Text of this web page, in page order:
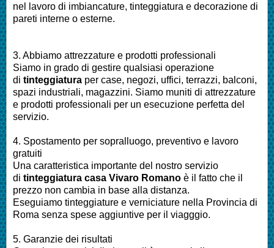
nel lavoro di imbiancature, tinteggiatura e decorazione di
pareti interne o esterne.
3. Abbiamo attrezzature e prodotti professionali
Siamo in grado di gestire qualsiasi operazione
di tinteggiatura per case, negozi, uffici, terrazzi, balconi,
spazi industriali, magazzini. Siamo muniti di attrezzature
e prodotti professionali per un esecuzione perfetta del
servizio.
4. Spostamento per sopralluogo, preventivo e lavoro
gratuiti
Una caratteristica importante del nostro servizio
di tinteggiatura casa Vivaro Romano è il fatto che il
prezzo non cambia in base alla distanza.
Eseguiamo tinteggiature e verniciature nella Provincia di
Roma senza spese aggiuntive per il viagggio.
5. Garanzie dei risultati